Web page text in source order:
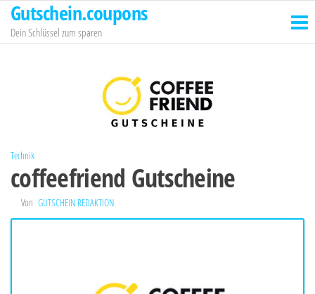
Zum
Inhalt
springen
Gutschein.coupons
Dein Schlüssel zum sparen
Technik
coffeefriend Gutscheine
Von GUTSCHEIN REDAKTION